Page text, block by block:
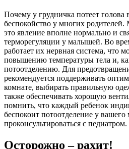
Почему у грудничка потеет голова
беспокойство у многих
это явление вполне нормально и
терморегуляции у малышей. Во
работает их нервная система, что
повышению температуры тела и,
потоотделению. Для
рекомендуется поддерживать
комнате, выбирать правильную
также обеспечивать хорошую
помнить, что каждый ребенок
беспокоит потоотделение у
проконсультироваться с педиатром.
Осторожно – рахит!